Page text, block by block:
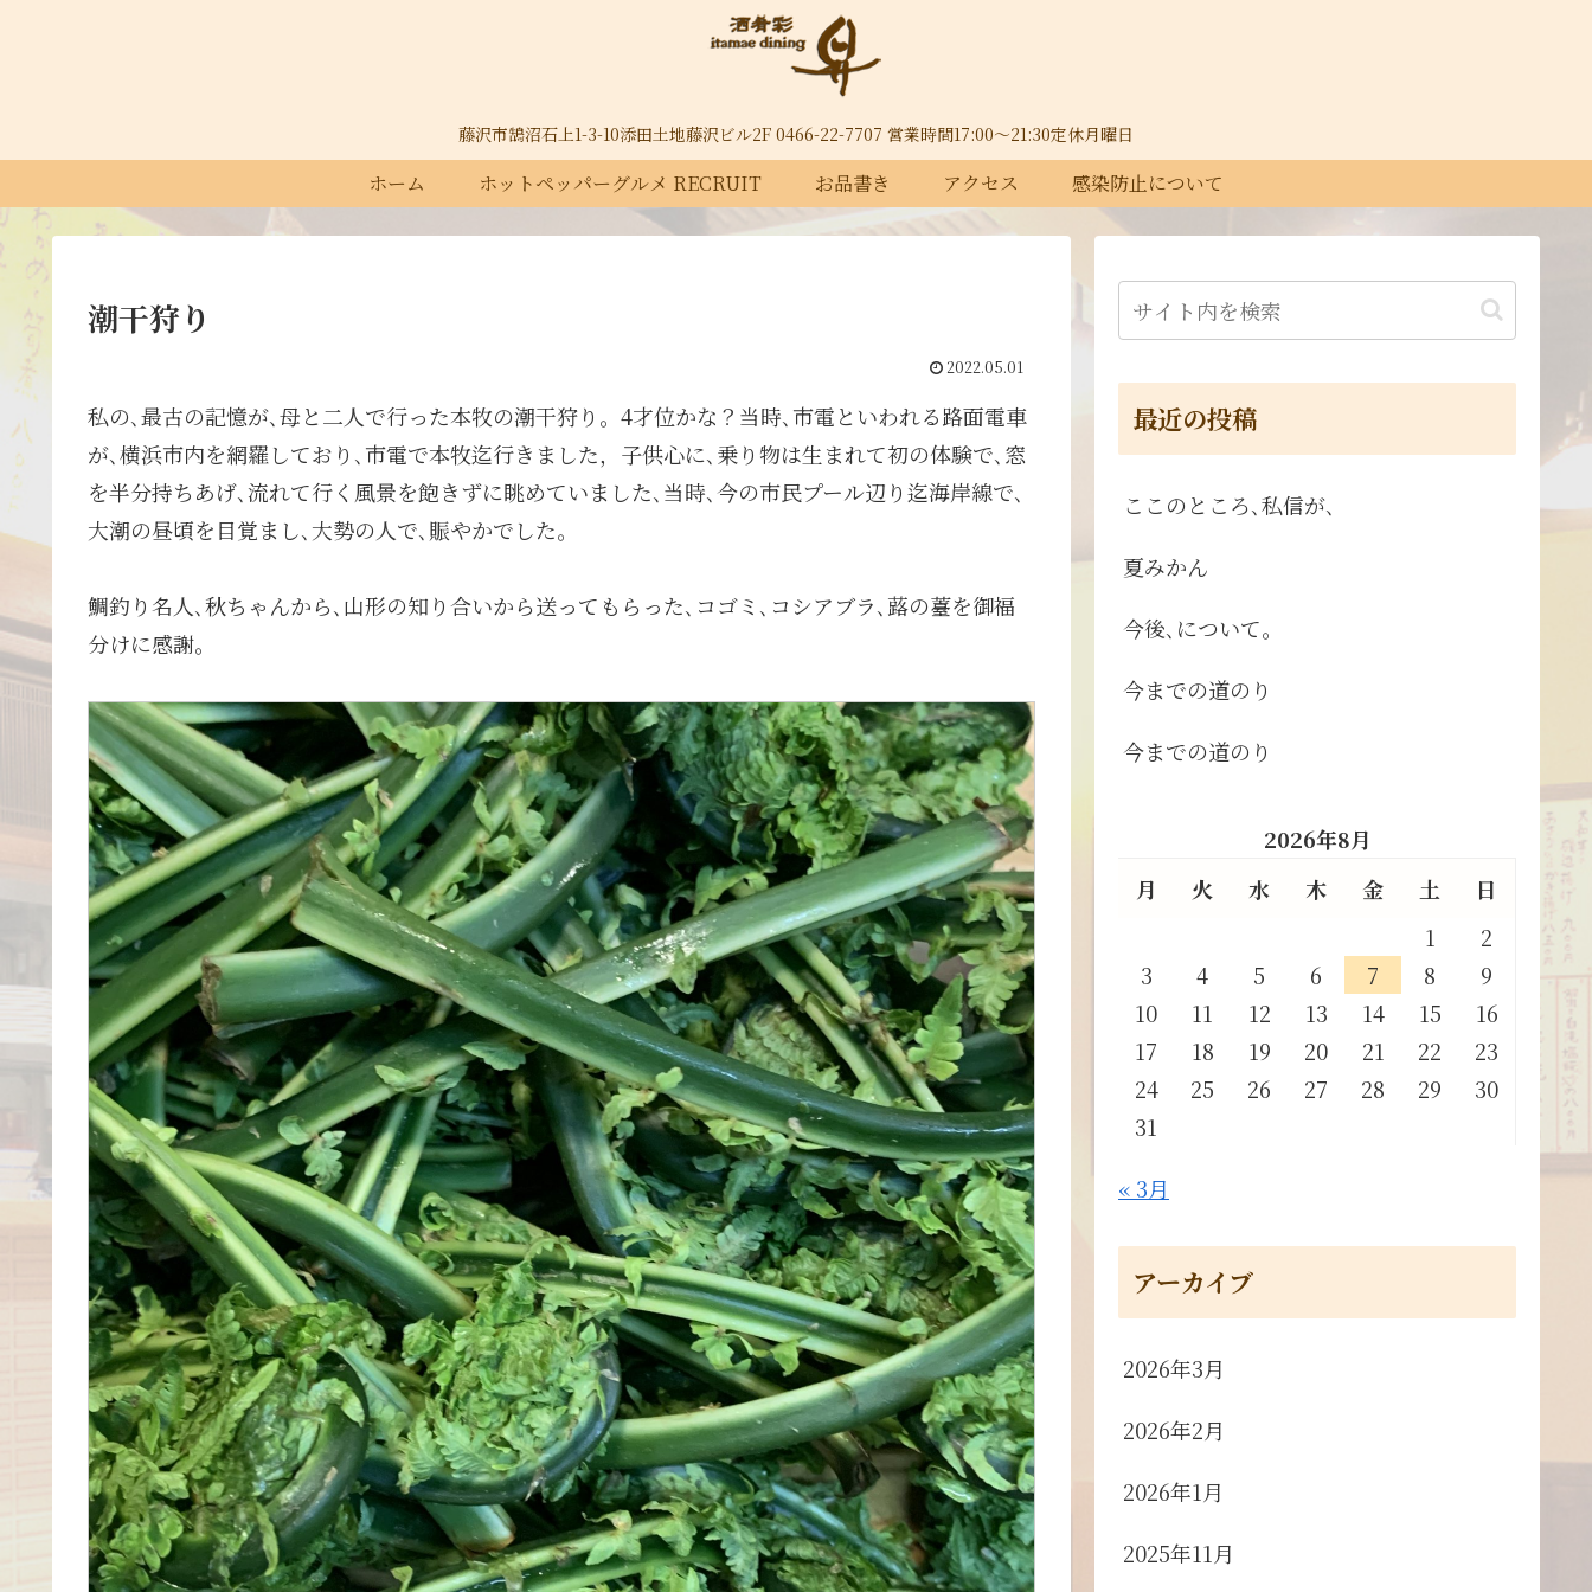
藤沢市鵠沼石上1-3-10添田土地藤沢ビル2F 0466-22-7707 営業時間17:00～21:30定休月曜日
ホーム ホットペッパーグルメ RECRUIT お品書き アクセス 感染防止について
潮干狩り
2022.05.01
私の､最古の記憶が､母と二人で行った本牧の潮干狩り。4才位かな？当時､市電といわれる路面電車
が､横浜市内を網羅しており､市電で本牧迄行きました，子供心に､乗り物は生まれて初の体験で､窓
を半分持ちあげ､流れて行く風景を飽きずに眺めていました､当時､今の市民プール辺り迄海岸線で､
大潮の昼頃を目覚まし､大勢の人で､賑やかでした。
鯛釣り名人､秋ちゃんから､山形の知り合いから送ってもらった､コゴミ､コシアブラ､蕗の薹を御福
分けに感謝。
最近の投稿
ここのところ､私信が､
夏みかん
今後､について。
今までの道のり
今までの道のり
2026年8月
月
火 水 木 金 土
日
1
2
3
4 5 6 7 8
9
10
11 12 13 14 15
16
17
18 19 20 21 22
23
24
25 26 27 28 29
30
31
« 3月
アーカイブ
2026年3月
2026年2月
2026年1月
2025年11月